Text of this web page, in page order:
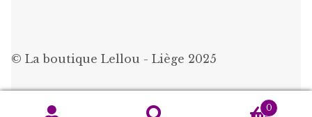
© La boutique Lellou - Liège 2025
0